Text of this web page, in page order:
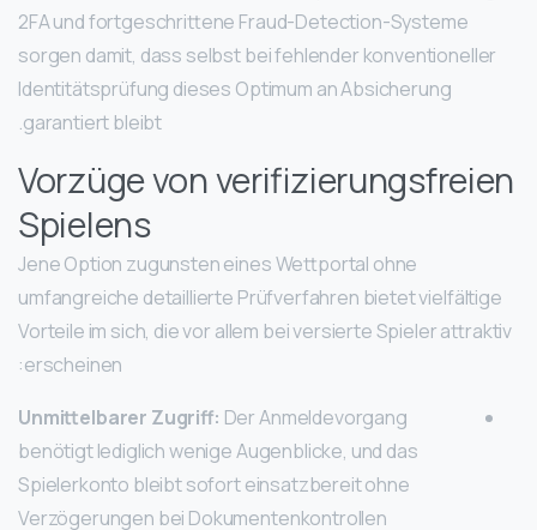
2FA und fortgeschrittene Fraud-Detection-Systeme
sorgen damit, dass selbst bei fehlender konventioneller
Identitätsprüfung dieses Optimum an Absicherung
garantiert bleibt.
Vorzüge von verifizierungsfreien
Spielens
Jene Option zugunsten eines Wettportal ohne
umfangreiche detaillierte Prüfverfahren bietet vielfältige
Vorteile im sich, die vor allem bei versierte Spieler attraktiv
erscheinen:
Unmittelbarer Zugriff: Der Anmeldevorgang
benötigt lediglich wenige Augenblicke, und das
Spielerkonto bleibt sofort einsatzbereit ohne
Verzögerungen bei Dokumentenkontrollen